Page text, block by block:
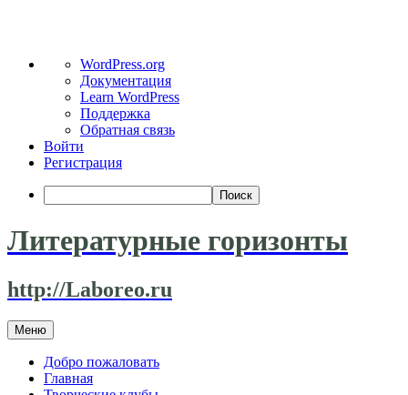
WordPress
WordPress.org
Документация
Learn WordPress
Поддержка
Обратная связь
Войти
Регистрация
Поиск
Литературные горизонты
http://Laboreo.ru
Меню Перейти
к
содержимому
Добро пожаловать
Главная